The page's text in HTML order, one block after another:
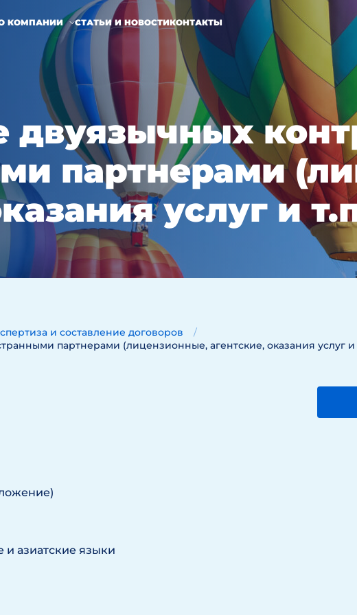
КОМПАНИИ СТАТЬИ И НОВОСТИКОНТАКТЫ
двуязычных
партнерами
услуг и
и составление договоров
партнерами (лицензионные, агентские, оказания услуг и
азиатские языки